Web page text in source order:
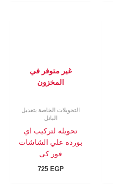
غير متوفر في
المخزون
التحويلات الخاصة بتعديل
البانل
تحويله لتركيب اي
بورده علي الشاشات
فور كي
725 EGP